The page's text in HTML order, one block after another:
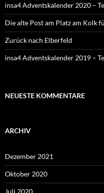
insa4 Adventskalender 2020 –
Die alte Post am Platz am Kolk
Zurück nach Elberfeld
insa4 Adventskalender 2019 –
NEUESTE KOMMENTARE
ARCHIV
Dezember 2021
Oktober 2020
Juli 2020